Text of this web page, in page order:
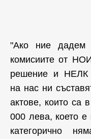
"Ако ние дадем
комисиите от
решение и НЕЛК
на нас ни
актове, които са
000 лева, което
категорично